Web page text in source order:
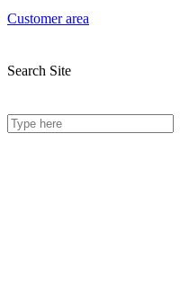
Customer area
Search Site